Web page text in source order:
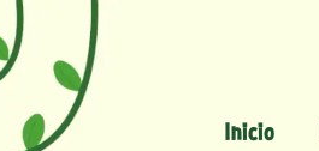
Inicio